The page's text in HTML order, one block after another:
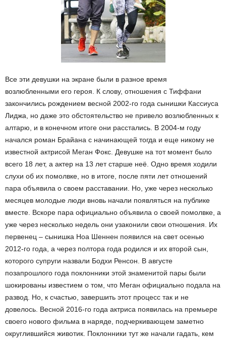
Все эти девушки на экране были в разное время
возлюбленными его героя. К слову, отношения с Тиффани
закончились рождением весной 2002-го года сынишки Кассиуса
Лиджа, но даже это обстоятельство не привело возлюбленных к
алтарю, и в конечном итоге они расстались. В 2004-м году
начался роман Брайана с начинающей тогда и еще никому не
известной актрисой Меган Фокс. Девушке на тот момент было
всего 18 лет, а актер на 13 лет старше неё. Одно время ходили
слухи об их помолвке, но в итоге, после пяти лет отношений
пара объявила о своем расставании. Но, уже через несколько
месяцев молодые люди вновь начали появляться на публике
вместе. Вскоре пара официально объявила о своей помолвке, а
уже через несколько недель они узаконили свои отношения. Их
первенец – сынишка Ноа Шеннен появился на свет осенью
2012-го года, а через полтора года родился и их второй сын,
которого супруги назвали Бодхи Ренсон. В августе
позапрошлого года поклонники этой знаменитой пары были
шокированы известием о том, что Меган официально подала на
развод. Но, к счастью, завершить этот процесс так и не
довелось. Весной 2016-го года актриса появилась на премьере
своего нового фильма в наряде, подчеркивающем заметно
округлившийся животик. Поклонники тут же начали гадать, кем